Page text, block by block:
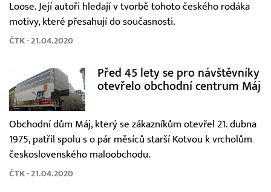
Loose. Její autoři hledají v tvorbě tohoto českého rodáka
motivy, které přesahují do současnosti.
ČTK - 21.04.2020
Před 45 lety se pro návštěvníky
otevřelo obchodní centrum Máj
Obchodní dům Máj, který se zákazníkům otevřel 21. dubna
1975, patřil spolu s o pár měsíců starší Kotvou k vrcholům
československého maloobchodu.
ČTK - 21.04.2020